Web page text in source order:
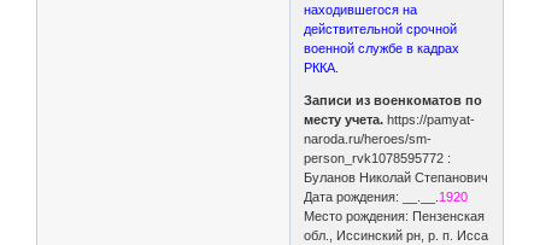
находившегося на
действительной срочной
военной службе в кадрах
РККА.
Записи из военкоматов по
месту учета.https://pamyat-
naroda.ru/heroes/sm-
person_rvk1078595772 :
Буланов Николай Степанович
Дата рождения: __.__. 1920
Место рождения: Пензенская
обл., Иссинский рн, р. п. Исса